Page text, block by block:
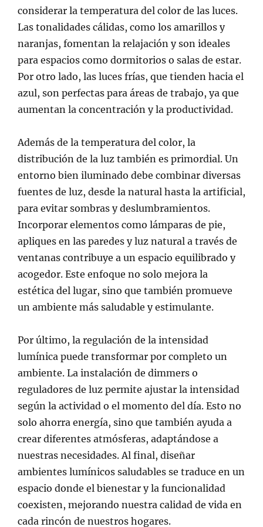
considerar la temperatura del color de las luces.
Las tonalidades cálidas, como los amarillos y
naranjas, fomentan la relajación y son ideales
para espacios como dormitorios o salas de estar.
Por otro lado, las luces frías, que tienden hacia el
azul, son perfectas para áreas de trabajo, ya que
aumentan la concentración y la productividad.
Además de la temperatura del color, la
distribución de la luz también es primordial. Un
entorno bien iluminado debe combinar diversas
fuentes de luz, desde la natural hasta la artificial,
para evitar sombras y deslumbramientos.
Incorporar elementos como lámparas de pie,
apliques en las paredes y luz natural a través de
ventanas contribuye a un espacio equilibrado y
acogedor. Este enfoque no solo mejora la
estética del lugar, sino que también promueve
un ambiente más saludable y estimulante.
Por último, la regulación de la intensidad
lumínica puede transformar por completo un
ambiente. La instalación de dimmers o
reguladores de luz permite ajustar la intensidad
según la actividad o el momento del día. Esto no
solo ahorra energía, sino que también ayuda a
crear diferentes atmósferas, adaptándose a
nuestras necesidades. Al final, diseñar
ambientes lumínicos saludables se traduce en un
espacio donde el bienestar y la funcionalidad
coexisten, mejorando nuestra calidad de vida en
cada rincón de nuestros hogares.